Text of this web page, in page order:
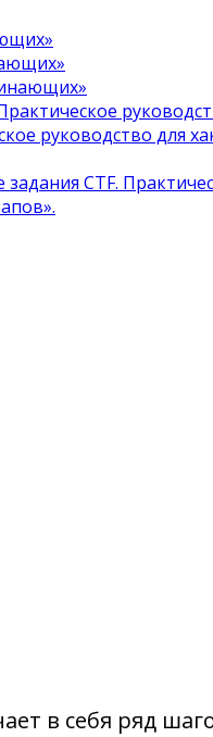
руководство для
CTF.
в себя ряд